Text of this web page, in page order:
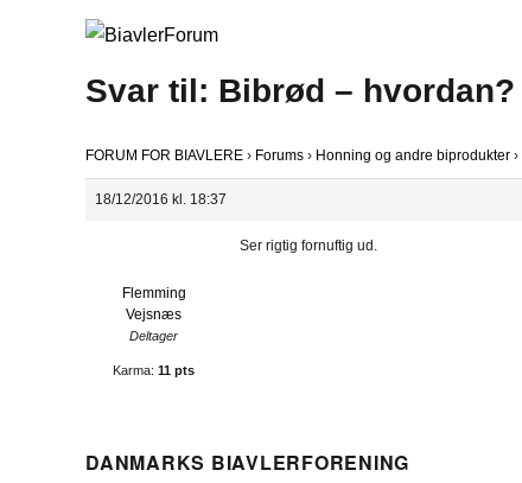
Svar til: Bibrød – hvordan?
FORUM FOR BIAVLERE › Forums › Honning og andre biprodukter ›
18/12/2016 kl. 18:37
Flemming
Vejsnæs
Deltager
Karma: 11 pts
Ser rigtig fornuftig ud.
DANMARKS BIAVLERFORENING